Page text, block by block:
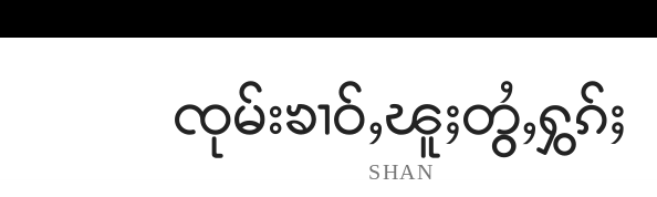
ၸုမ်းၶၢဝ်ႇၽူႈတွႆႇႁွၵ်ႈ
SHAN